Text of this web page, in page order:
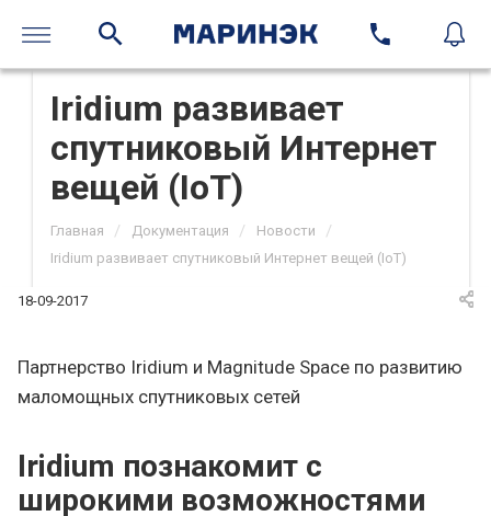
Iridium развивает
спутниковый Интернет
вещей (IoT)
Главная / Документация / Новости /
Iridium развивает спутниковый Интернет вещей (IoT)
18-09-2017
Партнерство Iridium и Magnitude Space по развитию
маломощных спутниковых сетей
Iridium познакомит с
широкими возможностями